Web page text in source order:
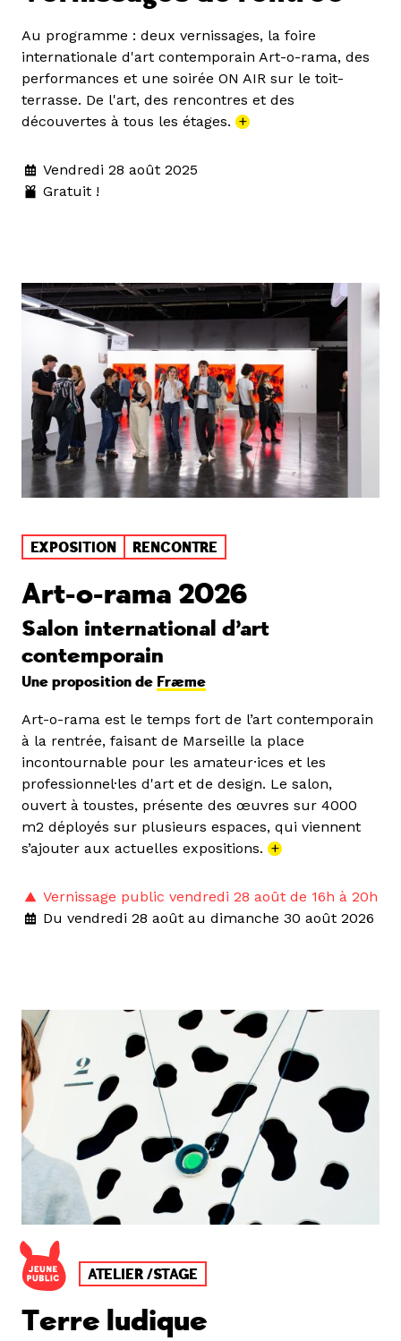
Au programme : deux vernissages, la foire
internationale d'art contemporain Art-o-rama, des
performances et une soirée ON AIR sur le toit-
terrasse. De l'art, des rencontres et des
découvertes à tous les étages. +
Vendredi 28 août 2025
Gratuit !
EXPOSITION RENCONTRE
Art-o-rama 2026
Salon international d’art
contemporain
Une proposition de Fræme
Art-o-rama est le temps fort de l’art contemporain
à la rentrée, faisant de Marseille la place
incontournable pour les amateur·ices et les
professionnel·les d'art et de design. Le salon,
ouvert à toustes, présente des œuvres sur 4000
m2 déployés sur plusieurs espaces, qui viennent
s’ajouter aux actuelles expositions. +
Vernissage public vendredi 28 août de 16h à 20h
Du vendredi 28 août au dimanche 30 août 2026
ATELIER /STAGE
Terre ludique